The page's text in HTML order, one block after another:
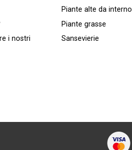
i nostri
Piante alte da interno
Piante grasse
Sansevierie